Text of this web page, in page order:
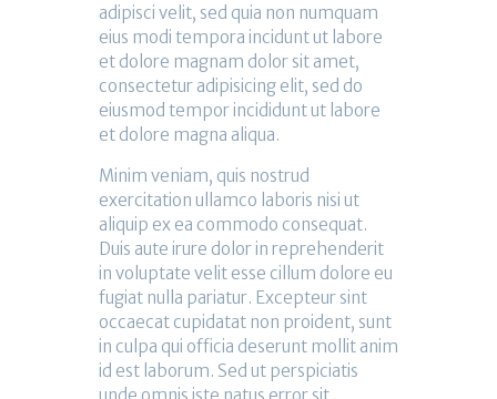
adipisci velit, sed quia non numquam
eius modi tempora incidunt ut labore
et dolore magnam dolor sit amet,
consectetur adipisicing elit, sed do
eiusmod tempor incididunt ut labore
et dolore magna aliqua.
Minim veniam, quis nostrud
exercitation ullamco laboris nisi ut
aliquip ex ea commodo consequat.
Duis aute irure dolor in reprehenderit
in voluptate velit esse cillum dolore eu
fugiat nulla pariatur. Excepteur sint
occaecat cupidatat non proident, sunt
in culpa qui officia deserunt mollit anim
id est laborum. Sed ut perspiciatis
unde omnis iste natus error sit.